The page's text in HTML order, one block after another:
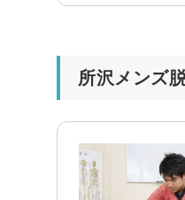
所沢メンズ